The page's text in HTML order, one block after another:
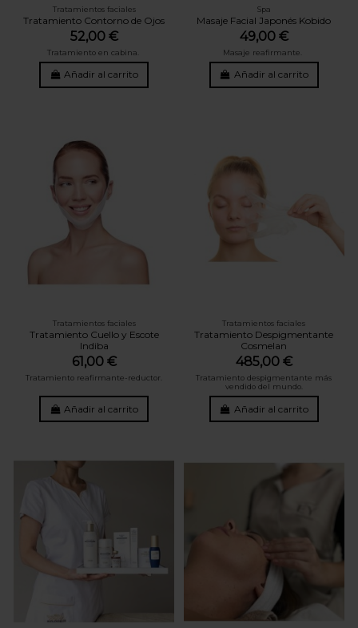
Tratamientos faciales
Tratamiento Contorno de Ojos
52,00 €
Tratamiento en cabina.
Añadir al carrito
Spa
Masaje Facial Japonés Kobido
49,00 €
Masaje reafirmante.
Añadir al carrito
Tratamientos faciales
Tratamiento Cuello y Escote
Indiba
61,00 €
Tratamiento reafirmante-reductor.
Añadir al carrito
Tratamientos faciales
Tratamiento Despigmentante
Cosmelan
485,00 €
Tratamiento despigmentante más
vendido del mundo.
Añadir al carrito